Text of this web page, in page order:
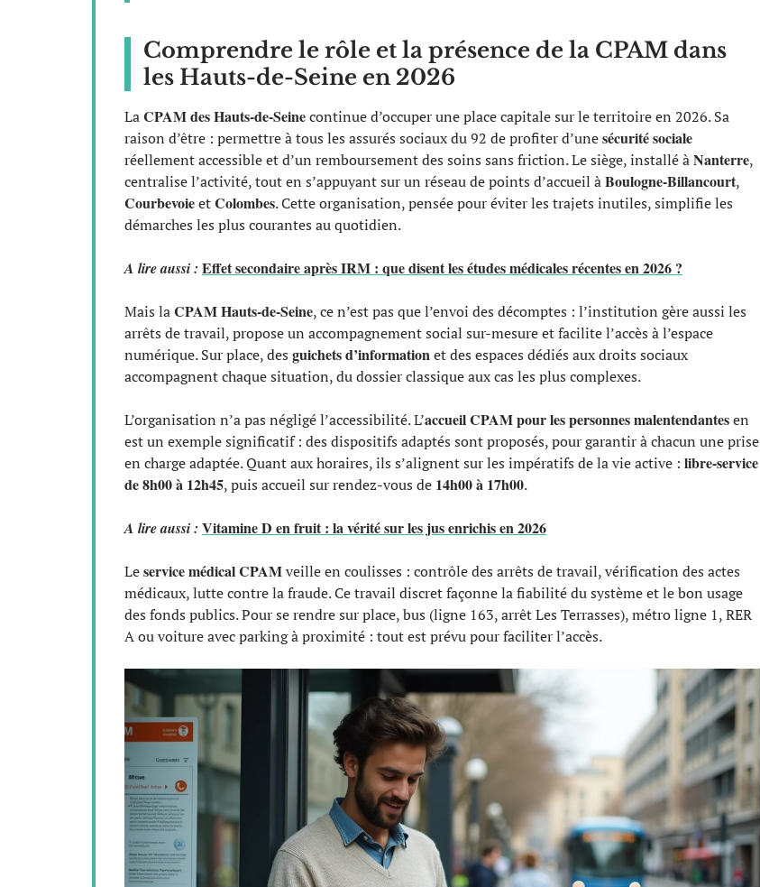
Comprendre le rôle et la présence de la CPAM dans
les Hauts-de-Seine en 2026
LaCPAM des Hauts-de-Seinecontinue d’occuper une place capitale sur le territoire en 2026. Sa
raison d’être : permettre à tous les assurés sociaux du 92 de profiter d’unesécurité sociale
réellement accessible et d’un remboursement des soins sans friction. Le siège, installé àNanterre,
centralise l’activité, tout en s’appuyant sur un réseau de points d’accueil àBoulogne-Billancourt,
CourbevoieetColombes. Cette organisation, pensée pour éviter les trajets inutiles, simplifie les
démarches les plus courantes au quotidien.
A lire aussi : Effet secondaire après IRM : que disent les études médicales récentes en 2026 ?
Mais laCPAM Hauts-de-Seine, ce n’est pas que l’envoi des décomptes : l’institution gère aussi les
arrêts de travail, propose un accompagnement social sur-mesure et facilite l’accès à l’espace
numérique. Sur place, des guichets d’informationet des espaces dédiés aux droits sociaux
accompagnent chaque situation, du dossier classique aux cas les plus complexes.
L’organisation n’a pas négligé l’accessibilité. L’accueil CPAM pour les personnes malentendantesen
est un exemple significatif : des dispositifs adaptés sont proposés, pour garantir à chacun une prise
en charge adaptée. Quant aux horaires, ils s’alignent sur les impératifs de la vie active : libre-service
de 8h00 à 12h45, puis accueil sur rendez-vous de 14h00 à 17h00.
A lire aussi : Vitamine D en fruit : la vérité sur les jus enrichis en 2026
Leservice médical CPAMveille en coulisses : contrôle des arrêts de travail, vérification des actes
médicaux, lutte contre la fraude. Ce travail discret façonne la fiabilité du système et le bon usage
des fonds publics. Pour se rendre sur place, bus (ligne 163, arrêt Les Terrasses), métro ligne 1, RER
A ou voiture avec parking à proximité : tout est prévu pour faciliter l’accès.